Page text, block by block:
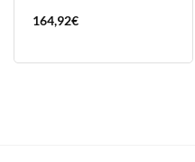
164,92€